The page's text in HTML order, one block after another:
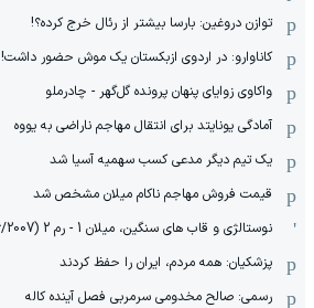
توازن دروغین: بارسا بیشتر از رئال خرج کرده؟!
کاناوارو: در اردوی ازبکستان یک موش حضور داشت!
واکاوی زوایای پنهان پرونده گل‌گهر - چادرملو
آمادگی یونایتد برای انتقال مهاجم ناراضی به یووه
یک تیم دیگر مدعی کسب سهمیه آسیا شد
قیمت فروش مهاجم ناکام میلان مشخص شد
نوستالژی و قاب های سنگین، میلان 1 - رم 2 (2006/2007)
پزشکیان: همه مردم، ایران را حفظ کردند
رسمی: صالح مخدومی سرمربی فصل آینده کاله